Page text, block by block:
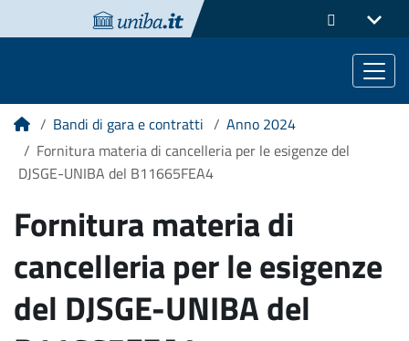
HomeBandi di gara e contratti
Anno 2024
Fornitura materia di cancelleria per le esigenze del
DJSGE-UNIBA del B11665FEA4
Fornitura materia di
cancelleria per le esigenze
del DJSGE-UNIBA del